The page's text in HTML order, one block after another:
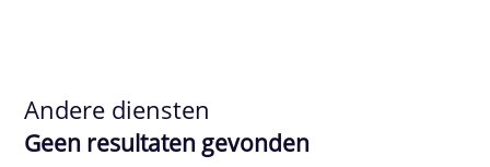
Andere diensten
Geen resultaten gevonden